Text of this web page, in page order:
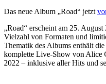
Das neue Album „Road“ jetzt
„Road“ erscheint am 25.
Vielzahl von Formaten und
Thematik des Albums enthält
komplette Live-Show von Alice
2022 – inklusive aller Hits und